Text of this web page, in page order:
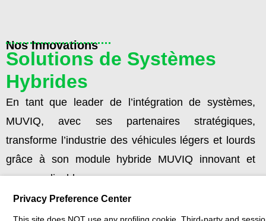
Nos Innovations
Solutions de Systèmes
Hybrides
En tant que leader de l’intégration de systèmes,
MUVIQ, avec ses partenaires stratégiques,
transforme l’industrie des véhicules légers et lourds
grâce à son module hybride MUVIQ innovant et
personnalisable.
Ce module hybride pour l’architecture Px aide les
Privacy Preference Center
This site does NOT use any profiling cookie. Third-party and